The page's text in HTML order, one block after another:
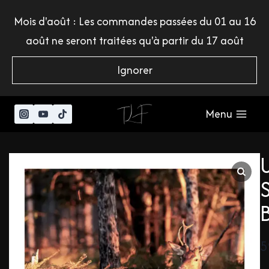
Mois d'août : Les commandes passées du 01 au 16
août ne seront traitées qu'à partir du 17 août
Ignorer
Menu